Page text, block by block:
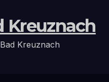
Kreuznach
Kreuznach